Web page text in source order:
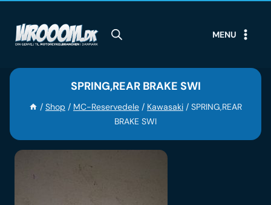
content
MENU
SPRING,REAR BRAKE SWI
/ Shop / MC-Reservedele / Kawasaki / SPRING,REAR
BRAKE SWI